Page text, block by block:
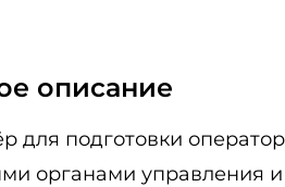
описание
для подготовки
органами управления